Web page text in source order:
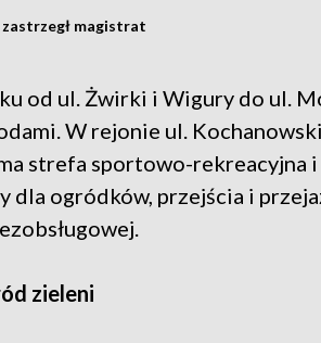
zastrzegł magistrat
od ul. Żwirki i Wigury do ul.
W rejonie ul.
strefa sportowo-rekreacyjna
dla ogródków, przejścia i
zieleni